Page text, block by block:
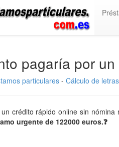
pagaría por
particulares- Cálculo de
un crédito rápido online sin
urgente de 122000 euros.❓